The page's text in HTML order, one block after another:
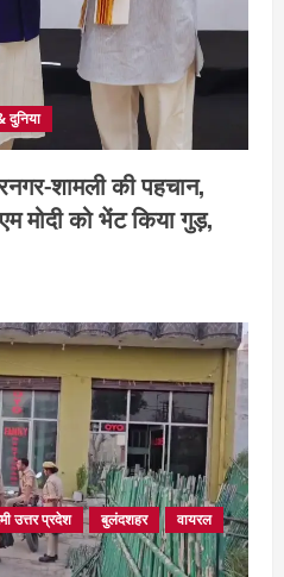
दुनिया
शामली की पहचान,
मोदी को भेंट किया गुड़,
उत्तर प्रदेश बुलंदशहर
वायरल